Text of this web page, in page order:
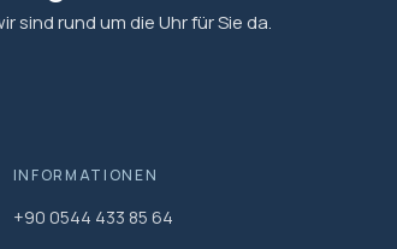
sind rund um die Uhr für Sie da.
INFORMATIONEN
+90 0544 433 85 64